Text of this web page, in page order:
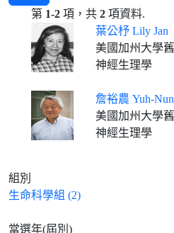
第 1-2 項，共 2 項資料.
葉公杼 Lily Jan
美國加州大學
神經生理學
詹裕農 Yuh-
美國加州大學
神經生理學
組別
生命科學組 (2)
當選年(屆別)